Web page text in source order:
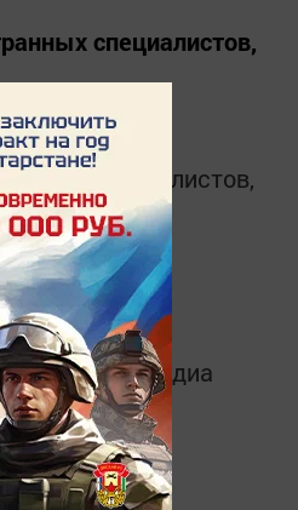
специалистов,
специалистов,
каналеТатмедиа
MАХ: